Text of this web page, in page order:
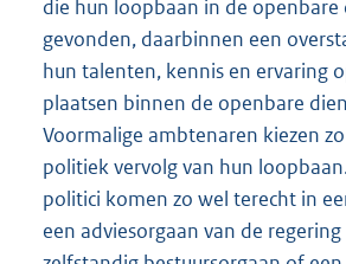
die hun loopbaan in de openbare
gevonden, daarbinnen een
hun talenten, kennis en ervaring
plaatsen binnen de openbare
Voormalige ambtenaren kiezen
politiek vervolg van hun
politici komen zo wel terecht in
een adviesorgaan van de